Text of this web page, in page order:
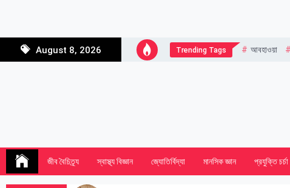
August 8, 2026
Trending Tags আবহাওয়া
জীব বৈচিত্র্য স্বাস্থ্য বিজ্ঞান জ্যোতির্বিদ্যা মানসিক জ্ঞান প্রযুক্তি চর্চা